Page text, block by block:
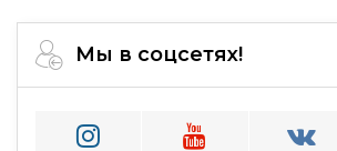
Мы в соцсетях!